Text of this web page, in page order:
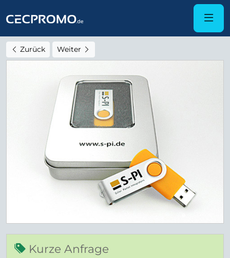
Zurück Weiter
Kurze Anfrage